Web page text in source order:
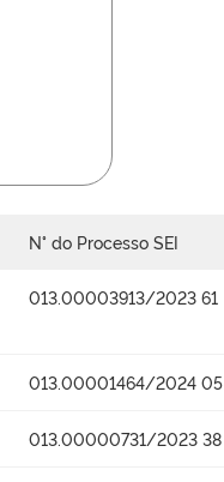
N° do Processo SEI
013.00003913/2023 61
013.00001464/2024 05
013.00000731/2023 38